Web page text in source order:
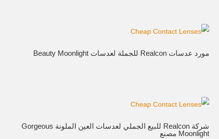
مورد عدسات Realcon للجملة لعدسات Beauty Moonlight
شركة Realcon للبيع الجملي لعدسات العين الملونة Gorgeous
Moonlight مصنع